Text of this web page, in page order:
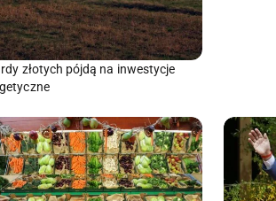
złotych pójdą na inwestycje